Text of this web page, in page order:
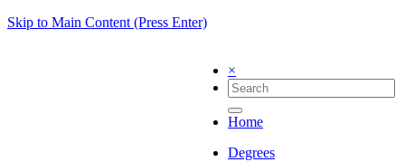
Skip to Main Content (Press Enter)
×
Home
Degrees